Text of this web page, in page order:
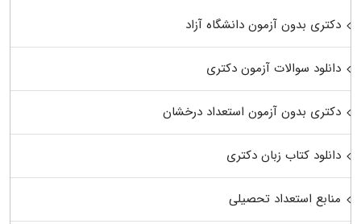
دکتری بدون آزمون دانشگاه آزاد
دانلود سوالات آزمون دکتری
دکتری بدون آزمون استعداد درخشان
دانلود کتاب زبان دکتری
منابع استعداد تحصیلی